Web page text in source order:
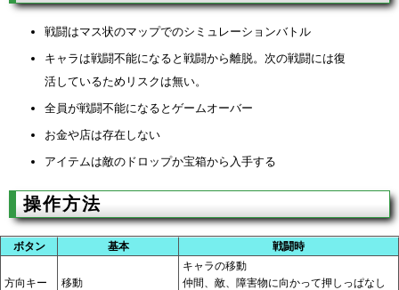
戦闘はマス状のマップでのシミュレーションバトル
キャラは戦闘不能になると戦闘から離脱。次の戦闘には復
活しているためリスクは無い。
全員が戦闘不能になるとゲームオーバー
お金や店は存在しない
アイテムは敵のドロップか宝箱から入手する
操作方法
ボタン 基本 戦闘時
方向キー 移動
キャラの移動
仲間、敵、障害物に向かって押しっぱなし